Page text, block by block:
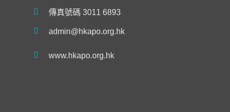
傳真號碼 3011 6893
admin@hkapo.org.hk
www.hkapo.org.hk